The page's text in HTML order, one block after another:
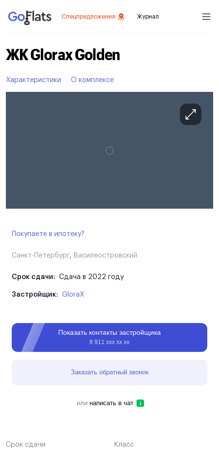
Спецпредложения Журнал
ЖК Glorax Golden
Характеристики О комплексе
Покупаете в ипотеку?
Санкт-Петербург, Василеостровский
Срок сдачи: Сдача в 2022 году
Застройщик: GloraX
Показать контакты застройщика
8 911 ххх хх хх
Заказать обратный звонок
или написать в чат
Срок сдачи Класс